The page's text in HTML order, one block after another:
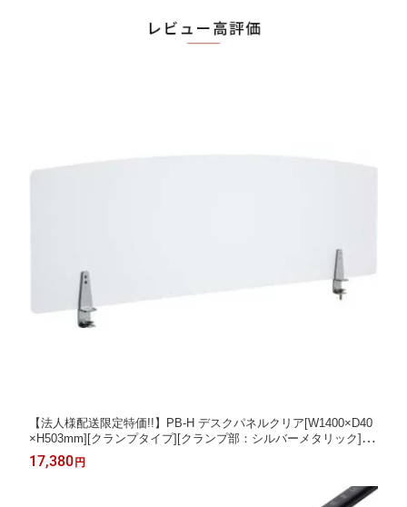
【法人様配送限定特価!!】PB-H デスクパネルクリア[W1400×D40
×H503mm][クランプタイプ][クランプ部：シルバーメタリック][ア
クリル部：クリアフロスト仕上げ]【お客様組立】間仕切り,パー
ティション,ブラインド,衝立,スクリーン
17,380 円